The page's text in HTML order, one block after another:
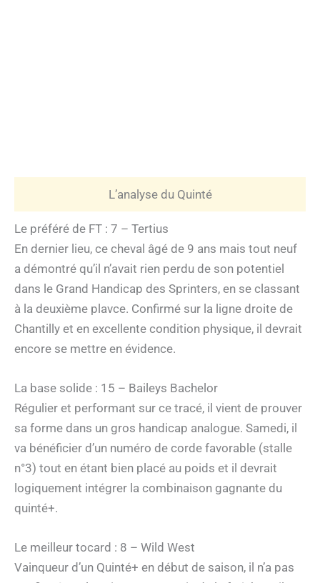
L’analyse du Quinté
Le préféré de FT : 7 – Tertius
En dernier lieu, ce cheval âgé de 9 ans mais tout neuf
a démontré qu’il n’avait rien perdu de son potentiel
dans le Grand Handicap des Sprinters, en se classant
à la deuxième plavce. Confirmé sur la ligne droite de
Chantilly et en excellente condition physique, il devrait
encore se mettre en évidence.
La base solide : 15 – Baileys Bachelor
Régulier et performant sur ce tracé, il vient de prouver
sa forme dans un gros handicap analogue. Samedi, il
va bénéficier d’un numéro de corde favorable (stalle
n°3) tout en étant bien placé au poids et il devrait
logiquement intégrer la combinaison gagnante du
quinté+.
Le meilleur tocard : 8 – Wild West
Vainqueur d’un Quinté+ en début de saison, il n’a pas